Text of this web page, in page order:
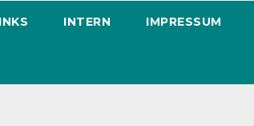
INTERN IMPRESSUM